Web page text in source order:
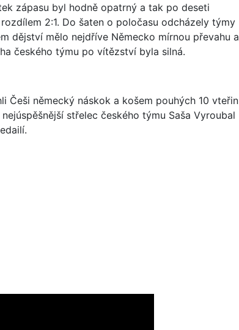
zápasu byl hodně opatrný a tak po deseti
2:1. Do šaten o poločasu odcházely týmy
dějství mělo nejdříve Německo mírnou převahu a
českého týmu po vítězství byla silná.
Češi německý náskok a košem pouhých 10 vteřin
střelec českého týmu Saša Vyroubal